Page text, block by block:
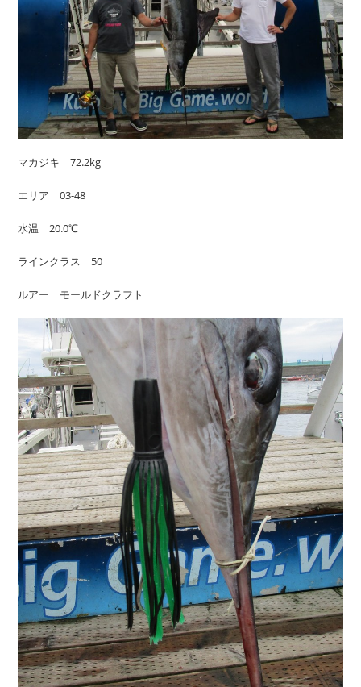
マカジキ 72.2kg
エリア 03-48
水温 20.0℃
ラインクラス 50
ルアー モールドクラフト